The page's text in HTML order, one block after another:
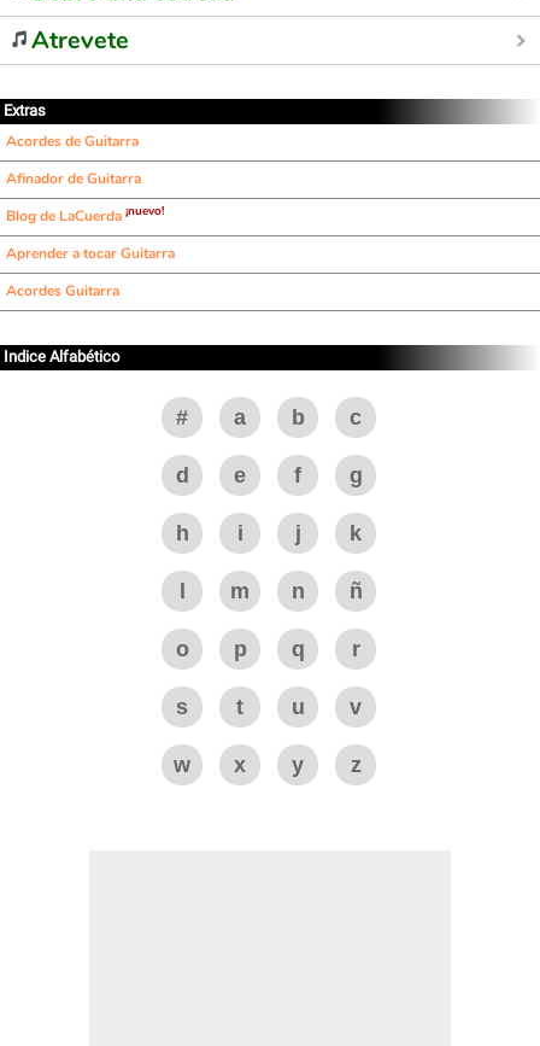
Atrevete
Extras
Acordes de Guitarra
Afinador de Guitarra
Blog de LaCuerda ¡nuevo!
Aprender a tocar Guitarra
Acordes Guitarra
Indice Alfabético
# a b c
d e f g
h i j k
m n ñ
o p q r
s t u v
w x y z